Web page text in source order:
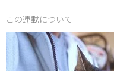
この連載について